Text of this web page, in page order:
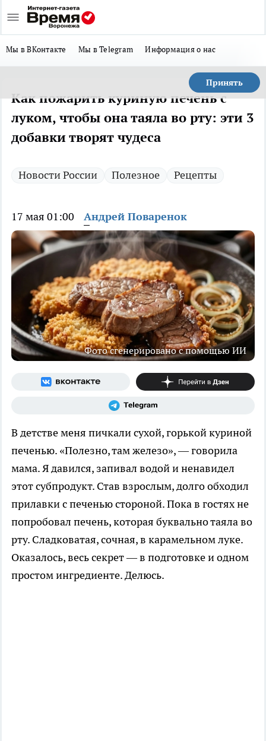
Мы в ВКонтакте Мы в Telegram Информация о нас
Принять
Как пожарить куриную печень с
луком, чтобы она таяла во рту: эти 3
добавки творят чудеса
Новости России Полезное Рецепты
17 мая 01:00 Андрей Поваренок
Фото сгенерировано с помощью ИИ
В детстве меня пичкали сухой, горькой куриной
печенью. «Полезно, там железо», — говорила
мама. Я давился, запивал водой и ненавидел
этот субпродукт. Став взрослым, долго обходил
прилавки с печенью стороной. Пока в гостях не
попробовал печень, которая буквально таяла во
рту. Сладковатая, сочная, в карамельном луке.
Оказалось, весь секрет — в подготовке и одном
простом ингредиенте. Делюсь.